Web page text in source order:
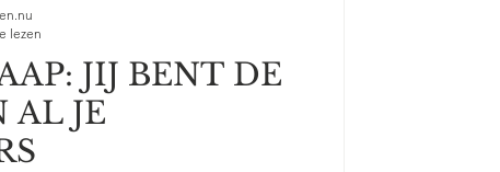
JIJ BENT DE
AL JE
lezen